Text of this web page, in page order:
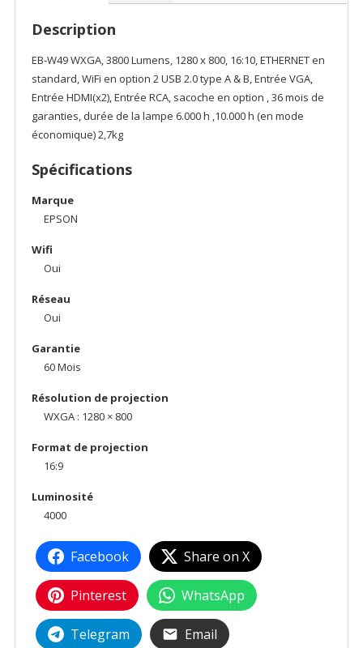
lumens
1080p
Technologie
3LCD
Description
EB-W49 WXGA, 3800 Lumens, 1280 x 800, 16:10, ETHERNET en
standard, WiFi en option 2 USB 2.0 type A & B, Entrée VGA,
Entrée HDMI(x2), Entrée RCA, sacoche en option , 36 mois de
garanties, durée de la lampe 6.000 h ,10.000 h (en mode
économique) 2,7kg
Spécifications
Marque
EPSON
Wifi
Oui
Réseau
Oui
Garantie
60 Mois
Résolution de projection
WXGA : 1280 × 800
Format de projection
16:9
Luminosité
4000
Facebook Share on X
Pinterest WhatsApp
Telegram Email